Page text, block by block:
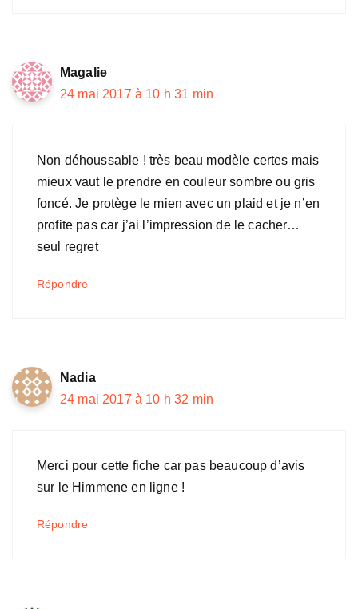
Magalie
24 mai 2017 à 10 h 31 min
Non déhoussable ! très beau modèle certes mais
mieux vaut le prendre en couleur sombre ou gris
foncé. Je protège le mien avec un plaid et je n’en
profite pas car j’ai l’impression de le cacher…
seul regret
Répondre
Nadia
24 mai 2017 à 10 h 32 min
Merci pour cette fiche car pas beaucoup d’avis
sur le Himmene en ligne !
Répondre